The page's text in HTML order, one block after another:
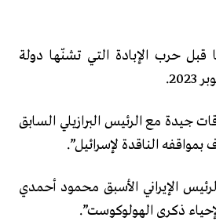
حرب الإبادة التي تشنّها دولة
جيدة مع الرئيس البرازيلي السابق
بمواقفه الناقدة لإسرائيل”.
الإيراني الأسبق محمود أحمدي
ذكرى الهولوكوست”.